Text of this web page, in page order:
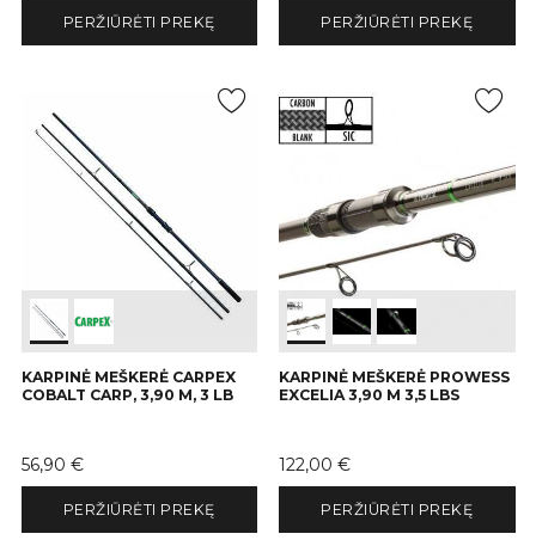
PERŽIŪRĖTI PREKĘ PERŽIŪRĖTI PREKĘ
KARPINĖ MEŠKERĖ CARPEX
COBALT CARP, 3,90 M, 3 LB
Kaina
56,90 €
PERŽIŪRĖTI PREKĘ
KARPINĖ MEŠKERĖ PROWESS
EXCELIA 3,90 M 3,5 LBS
Kaina
122,00 €
PERŽIŪRĖTI PREKĘ